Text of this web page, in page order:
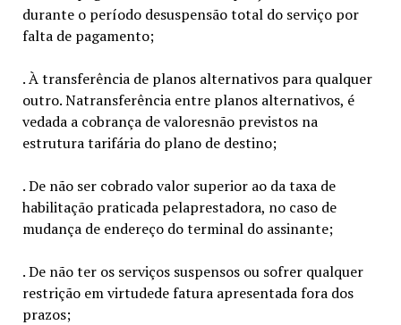
durante o período desuspensão total do serviço por
falta de pagamento;
. À transferência de planos alternativos para qualquer
outro. Natransferência entre planos alternativos, é
vedada a cobrança de valoresnão previstos na
estrutura tarifária do plano de destino;
. De não ser cobrado valor superior ao da taxa de
habilitação praticada pelaprestadora, no caso de
mudança de endereço do terminal do assinante;
. De não ter os serviços suspensos ou sofrer qualquer
restrição em virtudede fatura apresentada fora dos
prazos;